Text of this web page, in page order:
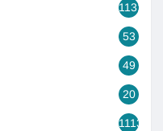
1131
53
49
20
1113